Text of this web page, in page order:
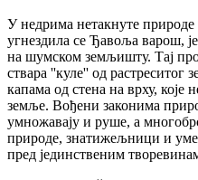
У недрима нетакнуте
угнездила се Ђавоља варош,
на шумском земљишту. Тај
ствара ''куле'' од
капама од стена на врху, које
земље. Вођени законима
умножавају и руше, а
природе, знатижељници и
пред јединственим